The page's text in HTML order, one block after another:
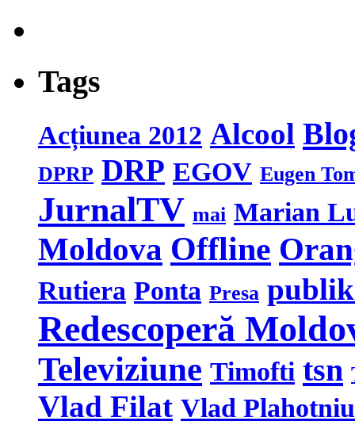
Tags
Acțiunea 2012 Alcool
DPRP DRP EGOV Eugen
JurnalTV mai Marian
Moldova Offline
Rutiera Ponta Presa
Redescoperă
Televiziune Timofti tsn
Vlad Filat Vlad